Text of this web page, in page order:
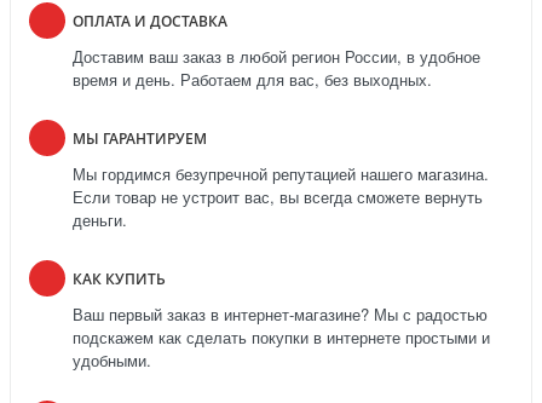
ОПЛАТА И ДОСТАВКА
Доставим ваш заказ в любой регион России, в удобное
время и день. Работаем для вас, без выходных.
МЫ ГАРАНТИРУЕМ
Мы гордимся безупречной репутацией нашего магазина.
Если товар не устроит вас, вы всегда сможете вернуть
деньги.
КАК КУПИТЬ
Ваш первый заказ в интернет-магазине? Мы с радостью
подскажем как сделать покупки в интернете простыми и
удобными.